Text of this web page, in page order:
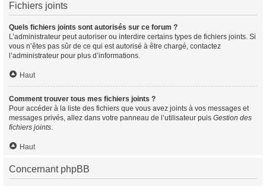
Fichiers joints
Quels fichiers joints sont autorisés sur ce forum ?
L’administrateur peut autoriser ou interdire certains types de fichiers joints. Si
vous n’êtes pas sûr de ce qui est autorisé à être chargé, contactez
l’administrateur pour plus d’informations.
Haut
Comment trouver tous mes fichiers joints ?
Pour accéder à la liste des fichiers que vous avez joints à vos messages et
messages privés, allez dans votre panneau de l’utilisateur puis Gestion des
fichiers joints.
Haut
Concernant phpBB